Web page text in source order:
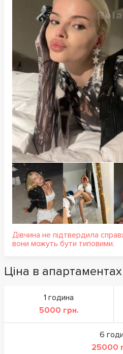
Дівчина не підтвердила
вони можуть бути типовими.
Ціна в апартаментах
1 година
5000 грн.
6
25000